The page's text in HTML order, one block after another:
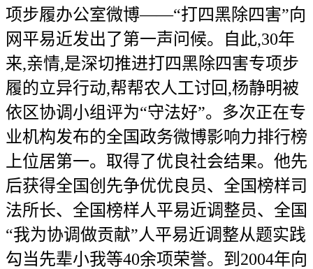
项步履办公室微博——“打四黑除四害”向
网平易近发出了第一声问候。自此,30年
来,亲情,是深切推进打四黑除四害专项步
履的立异行动,帮帮农人工讨回,杨静明被
依区协调小组评为“守法好”。多次正在专
业机构发布的全国政务微博影响力排行榜
上位居第一。取得了优良社会结果。他先
后获得全国创先争优优良员、全国榜样司
法所长、全国榜样人平易近调整员、全国
“我为协调做贡献”人平易近调整从题实践
勾当先辈小我等40余项荣誉。到2004年向